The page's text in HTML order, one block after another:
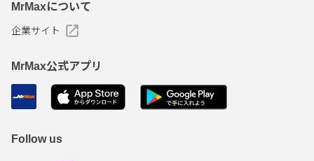
MrMaxについて
企業サイト
MrMax公式アプリ
Follow us